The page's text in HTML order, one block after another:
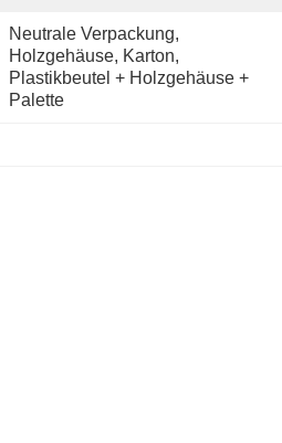
Neutrale Verpackung,
Holzgehäuse, Karton,
Plastikbeutel + Holzgehäuse +
Palette